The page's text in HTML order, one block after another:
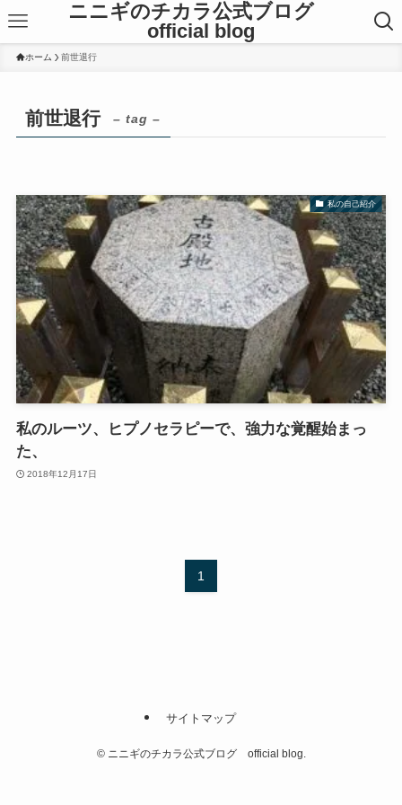
ニニギのチカラ公式ブログ
official blog
ホーム 前世退行
前世退行 – tag –
私の自己紹介
私のルーツ、ヒプノセラピーで、強力な覚醒始まっ
た、
2018年12月17日
1
サイトマップ
©ニニギのチカラ公式ブログ official blog.